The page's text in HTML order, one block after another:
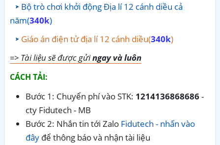
Bộ trò chơi khởi động Địa lí 12 cánh diều cả
năm(340k)
Giáo án điện tử địa lí 12 cánh diều(340k)
=> Tài liệu sẽ được gửingay và luôn
CÁCH TẢI:
Bước 1: Chuyển phí vào STK: 1214136868686-
cty Fidutech - MB
Bước 2: Nhắn tin tới Zalo Fidutech - nhấn vào
đây để thông báo và nhận tài liệu